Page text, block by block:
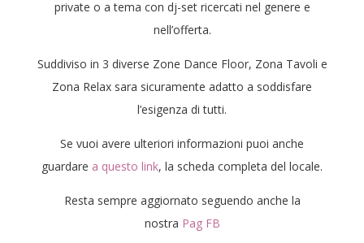
private o a tema con dj-set ricercati nel genere e
nell’offerta.
Suddiviso in 3 diverse Zone Dance Floor, Zona Tavoli e
Zona Relax sara sicuramente adatto a soddisfare
l’esigenza di tutti.
Se vuoi avere ulteriori informazioni puoi anche
guardare a questo link, la scheda completa del locale.
Resta sempre aggiornato seguendo anche la
nostra Pag FB